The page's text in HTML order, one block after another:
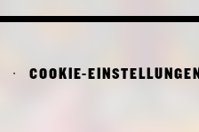
COOKIE-EINSTELLUNGEN